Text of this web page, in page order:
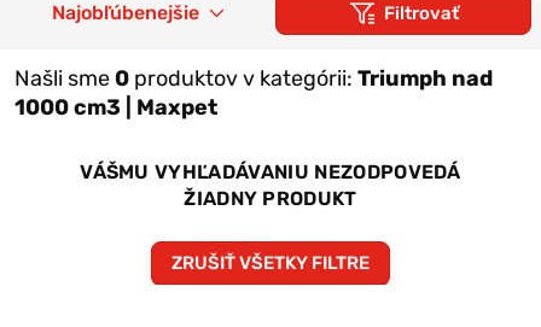
Filtrovať
Našli sme 0 produktov v kategórii: Triumph nad
1000 cm3 | Maxpet
Najobľúbenejšie
VÁŠMU VYHĽADÁVANIU NEZODPOVEDÁ
ŽIADNY PRODUKT
ZRUŠIŤ VŠETKY FILTRE